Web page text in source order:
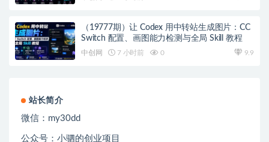
（19777期）让 Codex 用中转站生成图片：CC
Switch 配置、画图能力检测与全局 Skill 教程
中创网 7 小时前 0 9.9
站长简介
微信： my30dd
公众号：小驷的创业项目